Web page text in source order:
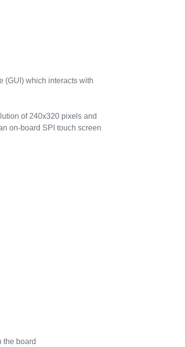
(GUI) which interacts with
of 240x320 pixels and
on-board SPI touch screen
the board